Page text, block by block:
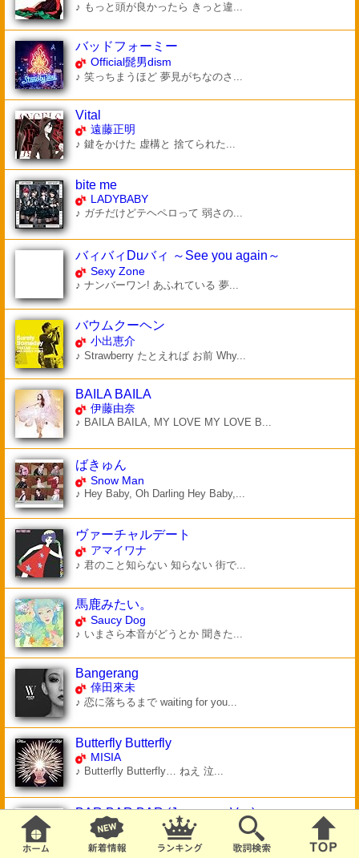
♪ もっと頭が良かったら きっと違...
バッドフォーミー
Official髭男dism
♪ 笑っちまうほど 夢見がちなのさ...
Vital
遠藤正明
♪ 鍵をかけた 虚構と 捨てられた...
bite me
LADYBABY
♪ ガチだけどテヘペロって 弱さの...
バィバィDuバィ ～See you again～
Sexy Zone
♪ ナンバーワン! あふれている 夢...
バウムクーヘン
小出恵介
♪ Strawberry たとえれば お前 Why...
BAILA BAILA
伊藤由奈
♪ BAILA BAILA, MY LOVE MY LOVE B...
ばきゅん
Snow Man
♪ Hey Baby, Oh Darling Hey Baby,...
ヴァーチャルデート
アマイワナ
♪ 君のこと知らない 知らない 街で...
馬鹿みたい。
Saucy Dog
♪ いまさら本音がどうとか 聞きた...
Bangerang
倖田來未
♪ 恋に落ちるまで waiting for you...
Butterfly Butterfly
MISIA
♪ Butterfly Butterfly… ねえ 泣...
BAR BAR BAR (Japanese Ver.)
CRAYON POP
♪ さぁ、こっち！One BAR BAR BAR...